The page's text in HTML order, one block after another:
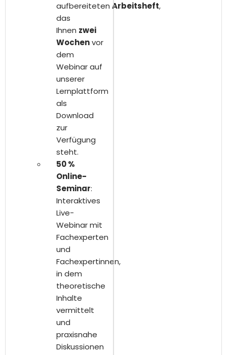
aufbereiteten Arbeitsheft,
das
Ihnen zwei
Wochenvor
dem
Webinar auf
unserer
Lernplattform
als
Download
zur
Verfügung
steht.
50 %
Online-
Seminar:
Interaktives
Live-
Webinar mit
Fachexperten
und
Fachexpertinnen,
in dem
theoretische
Inhalte
vermittelt
und
praxisnahe
Diskussionen